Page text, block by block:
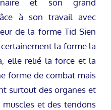
et son grand
à son travail avec
de la forme Tid Sien
la forme la
elle relié la force et la
forme de combat mais
surtout des organes et
muscles et des tendons